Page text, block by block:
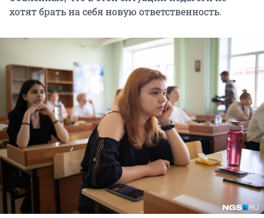
хотят брать на себя новую ответственность.